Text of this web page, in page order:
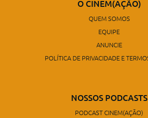
O CINEM(AÇÃO)
QUEM SOMOS
EQUIPE
ANUNCIE
POLÍTICA DE PRIVACIDADE E
NOSSOS PODCASTS
PODCAST CINEM(AÇÃO)